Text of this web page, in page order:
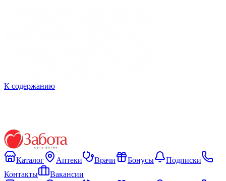
К содержанию
Каталог Аптеки Врачи Бонусы
Подписки
Контакты
Вакансии